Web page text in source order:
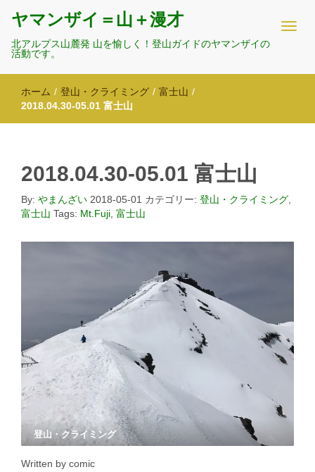
ヤマンザイ＝山＋漫才
北アルプス山麓発 山を愉しく！登山ガイドのヤマンザイの
活動です。
ホーム / 登山・クライミング / 富士山 /
2018.04.30-05.01 富士山
2018.04.30-05.01 富士山
By: やまんざい 2018-05-01 カテゴリー: 登山・クライミング
富士山 Tags: Mt.Fuji 富士山
登山・クライミング
Written by comic